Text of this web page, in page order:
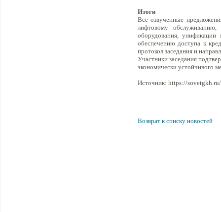
Итоги
Все озвученные
лифтовому обслуживанию,
оборудования,
обеспечению доступа к
протокол заседания и
Участники заседания
экономически устойчивого
Источник: https://sovetgkh.ru/
Возврат к списку новостей